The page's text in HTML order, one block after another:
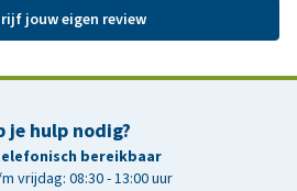
jouw eigen review
je hulp nodig?
bereikbaar
vrijdag: 08:30 - 13:00 uur